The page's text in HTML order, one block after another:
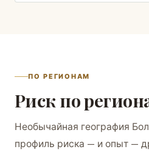
ПО РЕГИОНАМ
Риск по
Необычайная география
профиль риска — и опыт —